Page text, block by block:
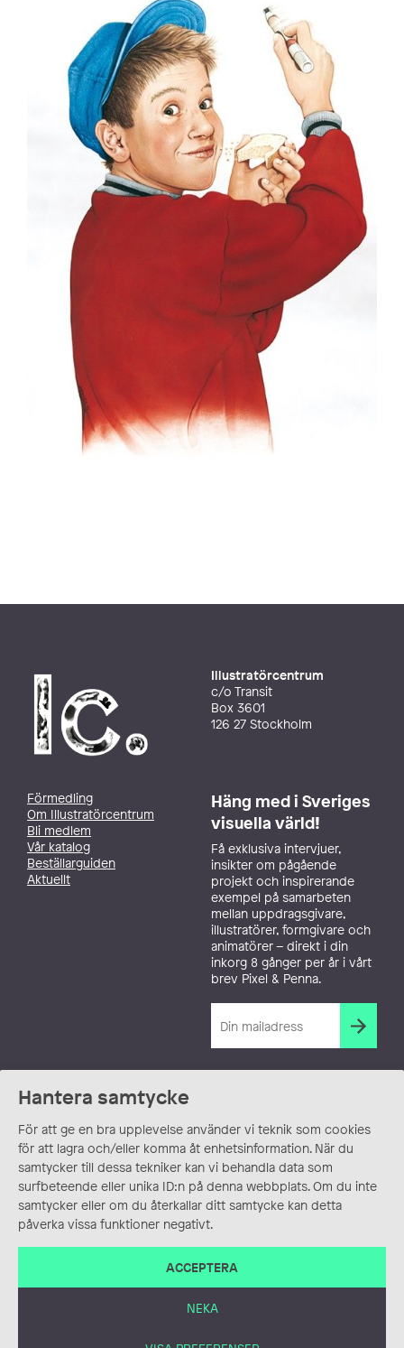
Hantera samtycke
För att ge en bra upplevelse använder vi teknik som cookies
för att lagra och/eller komma åt enhetsinformation. När du
samtycker till dessa tekniker kan vi behandla data som
surfbeteende eller unika ID:n på denna webbplats. Om du inte
samtycker eller om du återkallar ditt samtycke kan detta
påverka vissa funktioner negativt.
ACCEPTERA
NEKA
Illustratörcentrum
c/o Transit
Box 3601
126 27 Stockholm
Förmedling
Om Illustratörcentrum
Bli medlem
Vår katalog
Beställarguiden
Aktuellt
Häng med i Sveriges
visuella värld!
Få exklusiva intervjuer,
insikter om pågående
projekt och inspirerande
exempel på samarbeten
mellan uppdragsgivare,
illustratörer, formgivare och
animatörer – direkt i din
inkorg 8 gånger per år i vårt
brev Pixel & Penna.